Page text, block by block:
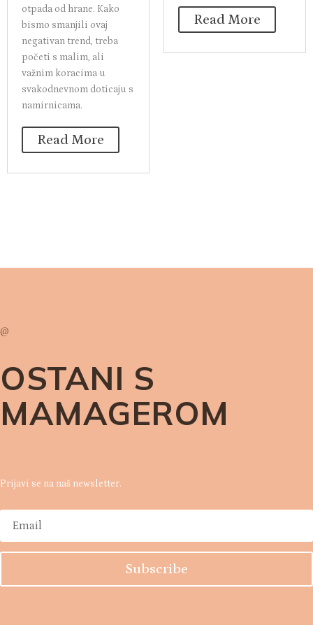
otpada od hrane. Kako
bismo smanjili ovaj
negativan trend, treba
početi s malim, ali
važnim koracima u
svakodnevnom doticaju s
namirnicama.
Read More
Read More
@
OSTANI S
MAMAGEROM
Prijavi se na naš newsletter.
Subscribe